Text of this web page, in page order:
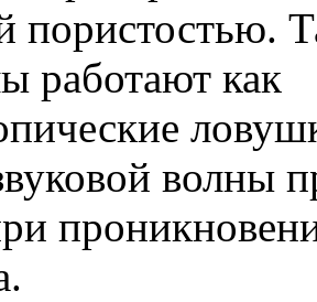
пористостью.
работают как
волны